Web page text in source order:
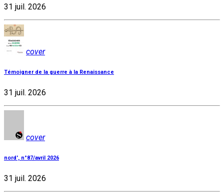
31 juil. 2026
cover
Témoigner de la guerre à la Renaissance
31 juil. 2026
cover
nord', n°87/avril 2026
31 juil. 2026